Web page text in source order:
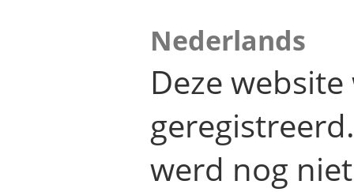
Nederlands
Deze
werd nog